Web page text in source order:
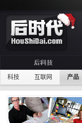
科技 互联网 产品